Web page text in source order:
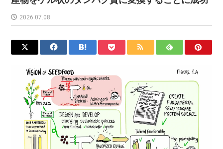
2026.07.08